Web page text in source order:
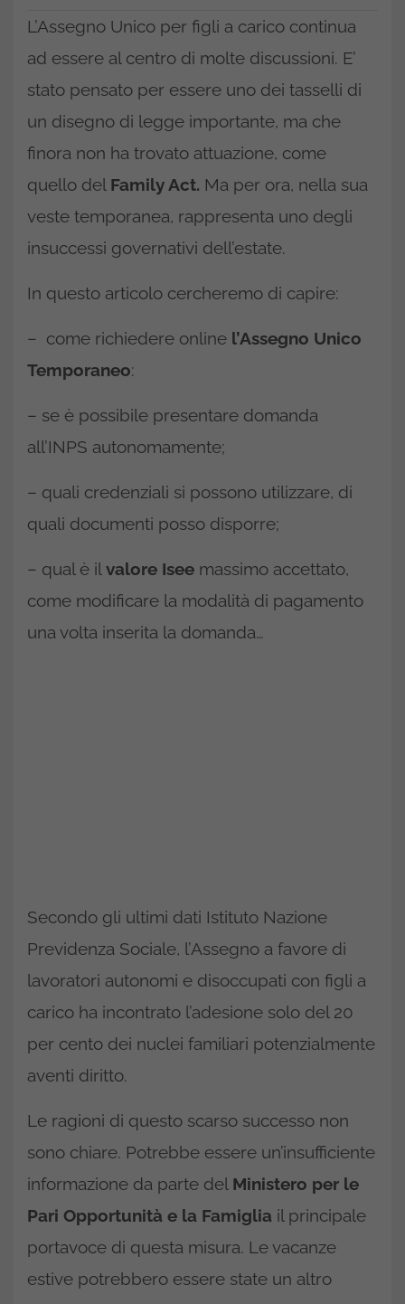
L’Assegno Unico per figli a carico continua
ad essere al centro di molte discussioni. E’
stato pensato per essere uno dei tasselli di
un disegno di legge importante, ma che
finora non ha trovato attuazione, come
quello del Family Act. Ma per ora, nella sua
veste temporanea, rappresenta uno degli
insuccessi governativi dell’estate.
In questo articolo cercheremo di capire:
– come richiedere online l’Assegno Unico
Temporaneo:
– se è possibile presentare domanda
all’INPS autonomamente;
– quali credenziali si possono utilizzare, di
quali documenti posso disporre;
– qual è il valore Isee massimo accettato,
come modificare la modalità di pagamento
una volta inserita la domanda…
Secondo gli ultimi dati Istituto Nazione
Previdenza Sociale, l’Assegno a favore di
lavoratori autonomi e disoccupati con figli a
carico ha incontrato l’adesione solo del 20
per cento dei nuclei familiari potenzialmente
aventi diritto.
Le ragioni di questo scarso successo non
sono chiare. Potrebbe essere un’insufficiente
informazione da parte del Ministero per le
Pari Opportunità e la Famiglia il principale
portavoce di questa misura. Le vacanze
estive potrebbero essere state un altro